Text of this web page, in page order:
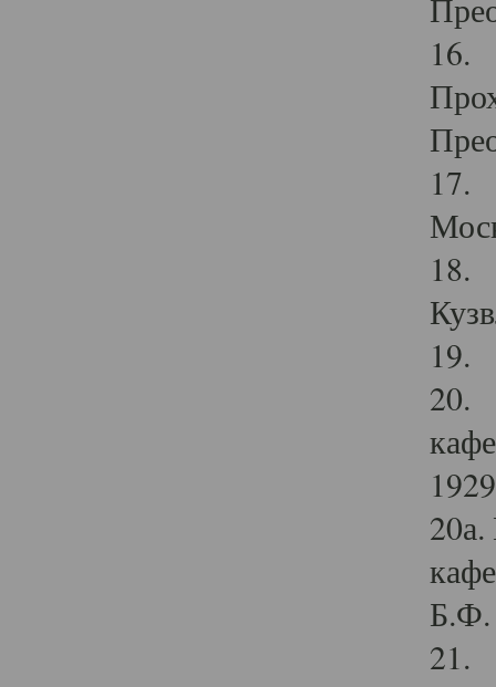
16.
17.
18.
19.
20.
Б.Ф.
21.